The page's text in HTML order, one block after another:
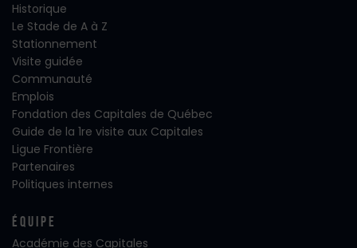
Historique
Le Stade de A à Z
Stationnement
Visite guidée
Communauté
Emplois
Fondation des Capitales de Québec
Guide de la 1re visite aux Capitales
Ligue Frontière
Partenaires
Politiques internes
Équipe
Académie des Capitales